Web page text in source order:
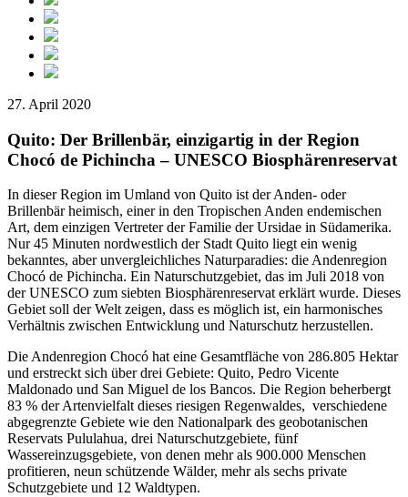
27. April 2020
Quito: Der Brillenbär, einzigartig in der Region
Chocó de Pichincha – UNESCO Biosphärenreservat
In dieser Region im Umland von Quito ist der Anden- oder
Brillenbär heimisch, einer in den Tropischen Anden endemischen
Art, dem einzigen Vertreter der Familie der Ursidae in Südamerika.
Nur 45 Minuten nordwestlich der Stadt Quito liegt ein wenig
bekanntes, aber unvergleichliches Naturparadies: die Andenregion
Chocó de Pichincha. Ein Naturschutzgebiet, das im Juli 2018 von
der UNESCO zum siebten Biosphärenreservat erklärt wurde. Dieses
Gebiet soll der Welt zeigen, dass es möglich ist, ein harmonisches
Verhältnis zwischen Entwicklung und Naturschutz herzustellen.
Die Andenregion Chocó hat eine Gesamtfläche von 286.805 Hektar
und erstreckt sich über drei Gebiete: Quito, Pedro Vicente
Maldonado und San Miguel de los Bancos. Die Region beherbergt
83 % der Artenvielfalt dieses riesigen Regenwaldes, verschiedene
abgegrenzte Gebiete wie den Nationalpark des geobotanischen
Reservats Pululahua, drei Naturschutzgebiete, fünf
Wassereinzugsgebiete, von denen mehr als 900.000 Menschen
profitieren, neun schützende Wälder, mehr als sechs private
Schutzgebiete und 12 Waldtypen.